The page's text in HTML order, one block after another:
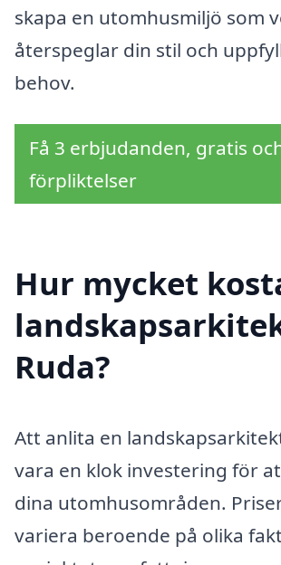
skapa en utomhusmiljö som
återspeglar din stil och
behov.
Få 3 erbjudanden, gratis
förpliktelser
Hur mycket
Ruda?
Att anlita en
vara en klok investering för
dina utomhusområden.
variera beroende på olika